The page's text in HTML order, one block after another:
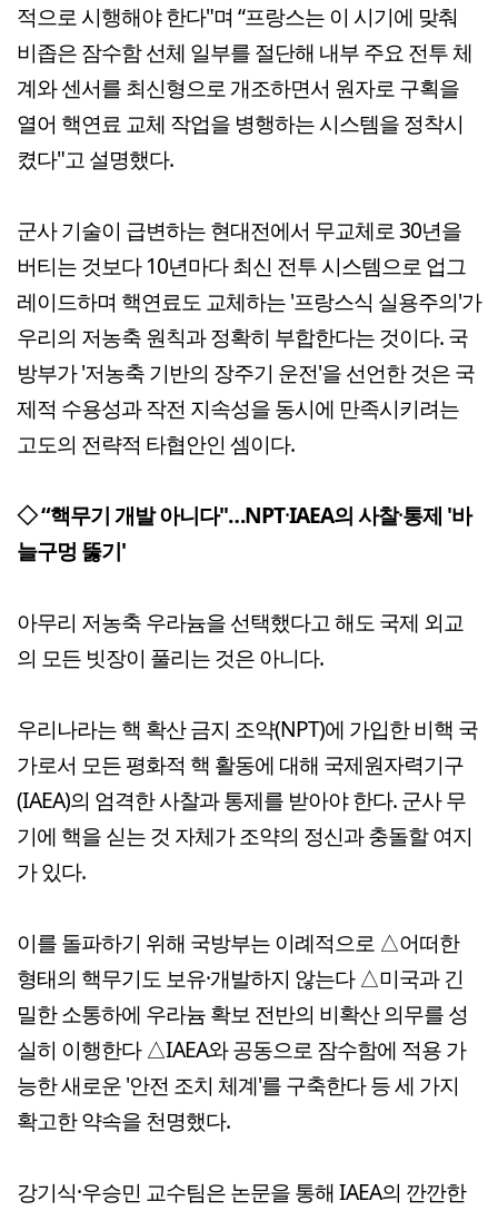
적으로 시행해야 한다"며 “프랑스는 이 시기에 맞춰
비좁은 잠수함 선체 일부를 절단해 내부 주요 전투 체
계와 센서를 최신형으로 개조하면서 원자로 구획을
열어 핵연료 교체 작업을 병행하는 시스템을 정착시
켰다"고 설명했다.
군사 기술이 급변하는 현대전에서 무교체로 30년을
버티는 것보다 10년마다 최신 전투 시스템으로 업그
레이드하며 핵연료도 교체하는 '프랑스식 실용주의'가
우리의 저농축 원칙과 정확히 부합한다는 것이다. 국
방부가 '저농축 기반의 장주기 운전'을 선언한 것은 국
제적 수용성과 작전 지속성을 동시에 만족시키려는
고도의 전략적 타협안인 셈이다.
◇ “핵무기 개발 아니다"…NPT·IAEA의 사찰·통제 '바
늘구멍 뚫기'
아무리 저농축 우라늄을 선택했다고 해도 국제 외교
의 모든 빗장이 풀리는 것은 아니다.
우리나라는 핵 확산 금지 조약(NPT)에 가입한 비핵 국
가로서 모든 평화적 핵 활동에 대해 국제원자력기구
(IAEA)의 엄격한 사찰과 통제를 받아야 한다. 군사 무
기에 핵을 싣는 것 자체가 조약의 정신과 충돌할 여지
가 있다.
이를 돌파하기 위해 국방부는 이례적으로 △어떠한
형태의 핵무기도 보유·개발하지 않는다 △미국과 긴
밀한 소통하에 우라늄 확보 전반의 비확산 의무를 성
실히 이행한다 △IAEA와 공동으로 잠수함에 적용 가
능한 새로운 '안전 조치 체계'를 구축한다 등 세 가지
확고한 약속을 천명했다.
강기식·우승민 교수팀은 논문을 통해 IAEA의 깐깐한